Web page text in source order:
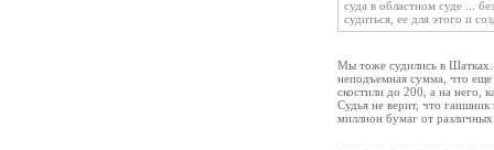
суда в областном суде ...
судиться, ее для этого и
Мы тоже судились в
неподъемная сумма, что
скостили до 200, а на него,
Судья не верит, что гаишник
миллион бумаг от